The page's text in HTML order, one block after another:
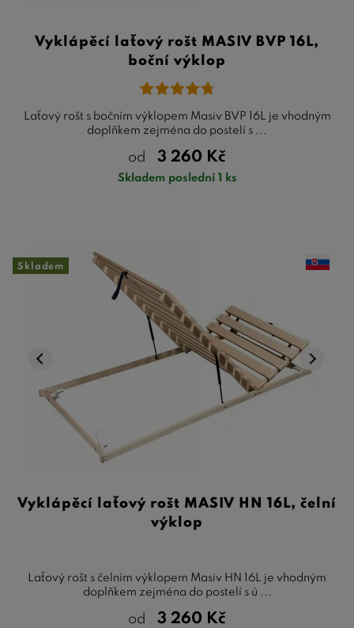
Vyklápěcí laťový rošt MASIV BVP 16L,
boční výklop
Laťový rošt s bočním výklopem Masiv BVP 16L je vhodným
doplňkem zejména do postelí s ...
od 3 260 Kč
Skladem poslední 1 ks
Skladem
Vyklápěcí laťový rošt MASIV HN 16L, čelní
výklop
Laťový rošt s čelním výklopem Masiv HN 16L je vhodným
doplňkem zejména do postelí s ú ...
od 3 260 Kč